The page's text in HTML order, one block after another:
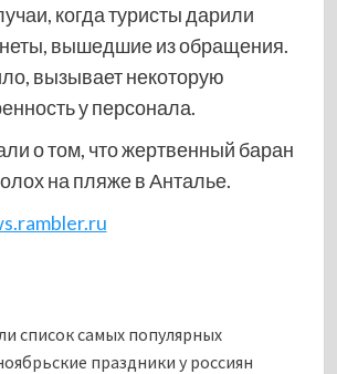
когда туристы дарили
вышедшие из обращения.
вызывает некоторую
у персонала.
о том, что жертвенный баран
на пляже в Анталье.
список самых популярных
праздники у россиян